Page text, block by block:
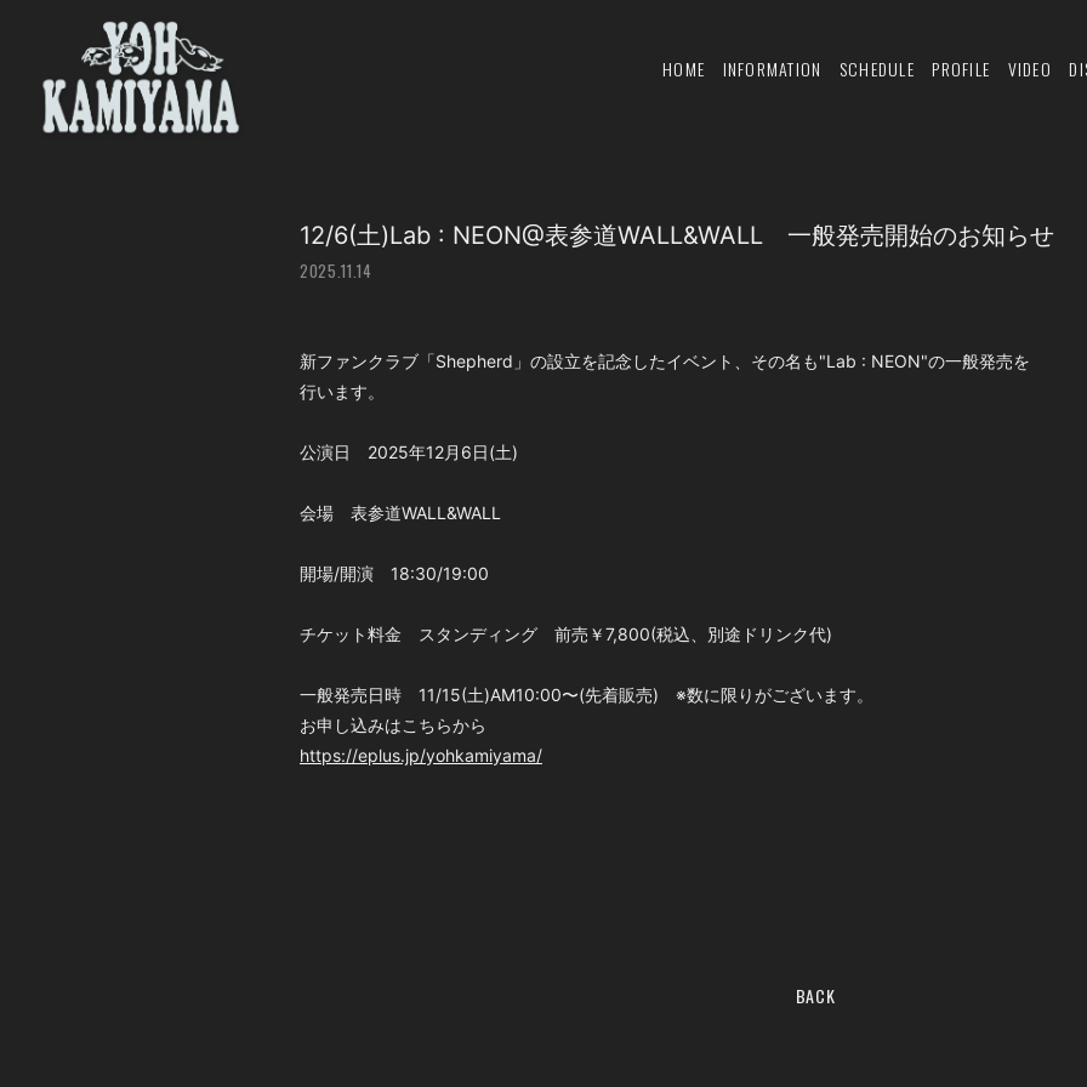
HOME INFORMATION SCHEDULE PROFILE VIDEO
12/6(土)Lab : NEON@表参道WALL&WALL 一般発売開始のお知らせ
2025.11.14
新ファンクラブ「Shepherd」の設立を記念したイベント、その名も"Lab : NEON"の一般発売を
行います。
公演日 2025年12月6日(土)
会場 表参道WALL&WALL
開場/開演 18:30/19:00
チケット料金 スタンディング 前売￥7,800(税込、別途ドリンク代)
一般発売日時 11/15(土)AM10:00〜(先着販売) ※数に限りがございます。
お申し込みはこちらから
https://eplus.jp/yohkamiyama/
BACK